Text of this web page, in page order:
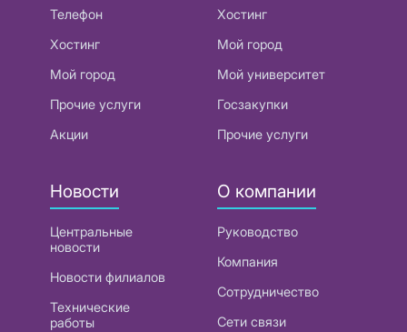
Телефон
Хостинг
Мой город
Прочие услуги
Акции
Хостинг
Мой город
Мой университет
Госзакупки
Прочие услуги
Новости
Центральные
новости
Новости филиалов
Технические
работы
О компании
Руководство
Компания
Сотрудничество
Сети связи